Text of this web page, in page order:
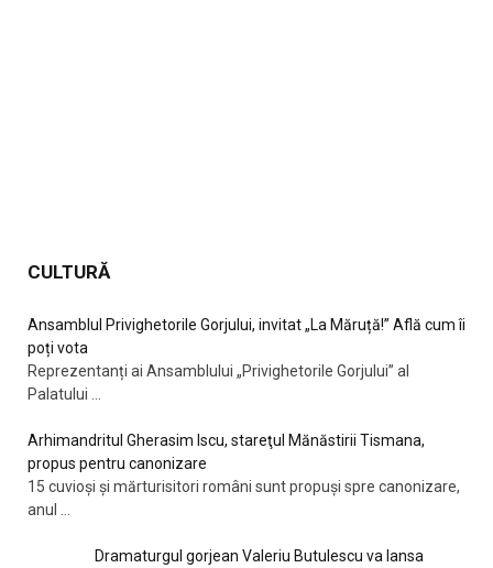
CULTURĂ
Ansamblul Privighetorile Gorjului, invitat „La Măruță!” Află cum îi
poți vota
Reprezentanți ai Ansamblului „Privighetorile Gorjului” al
Palatului
Arhimandritul Gherasim Iscu, stareţul Mănăstirii Tismana,
propus pentru canonizare
15 cuvioși și mărturisitori români sunt propuși spre canonizare,
anul
Dramaturgul gorjean Valeriu Butulescu va lansa